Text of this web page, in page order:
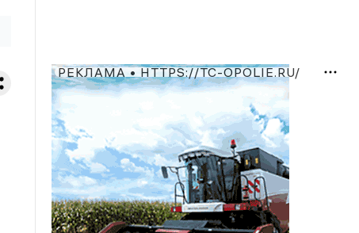
РЕКЛАМА • HTTPS://TC-OPOLIE.RU/